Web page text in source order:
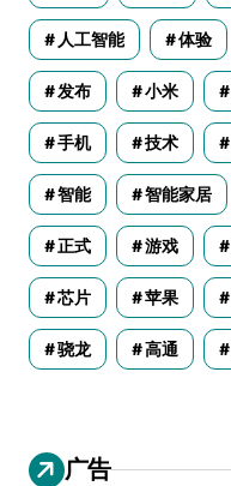
人工智能 体验
发布 小米
手机 技术
智能 智能家居
正式 游戏
芯片 苹果
骁龙 高通
广告